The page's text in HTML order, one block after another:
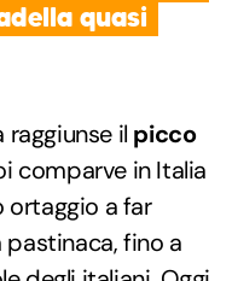
quasi
il picco
comparve in Italia
ortaggio a far
pastinaca, fino a